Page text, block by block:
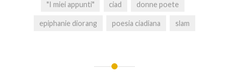
"I miei appunti" ciad donne poete
epiphanie diorang poesia ciadiana slam